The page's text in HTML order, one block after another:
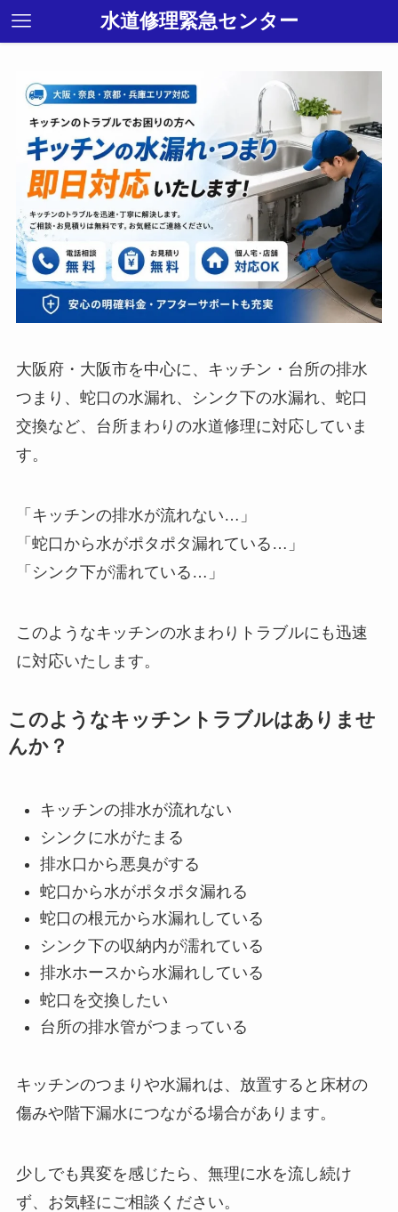
水道修理緊急センター
大阪府・大阪市を中心に、キッチン・台所の排水
つまり、蛇口の水漏れ、シンク下の水漏れ、蛇口
交換など、台所まわりの水道修理に対応していま
す。
「キッチンの排水が流れない…」
「蛇口から水がポタポタ漏れている…」
「シンク下が濡れている…」
このようなキッチンの水まわりトラブルにも迅速
に対応いたします。
このようなキッチントラブルはありませ
んか？
キッチンの排水が流れない
シンクに水がたまる
排水口から悪臭がする
蛇口から水がポタポタ漏れる
蛇口の根元から水漏れしている
シンク下の収納内が濡れている
排水ホースから水漏れしている
蛇口を交換したい
台所の排水管がつまっている
キッチンのつまりや水漏れは、放置すると床材の
傷みや階下漏水につながる場合があります。
少しでも異変を感じたら、無理に水を流し続け
ず、お気軽にご相談ください。